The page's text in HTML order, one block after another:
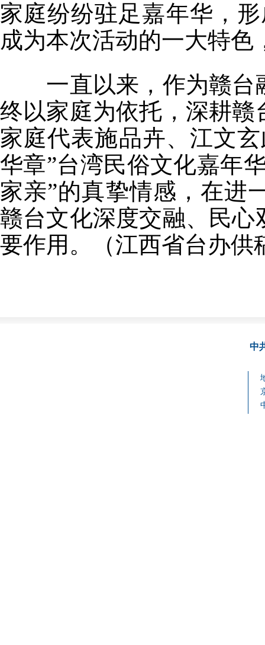
家庭纷纷驻足嘉年华，
成为本次活动的一大特
一直以来，作为赣台
终以家庭为依托，深耕
家庭代表施品卉、江文
华章”台湾民俗文化嘉年
家亲”的真挚情感，在进
赣台文化深度交融、民
要作用。（江西省台办供
中